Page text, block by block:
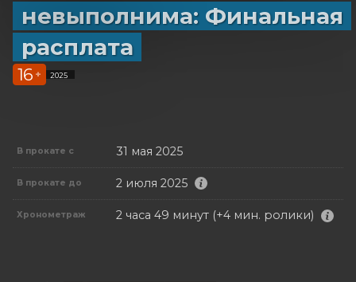
невыполнима: Финальная
расплата
16 + 2025
В прокате с 31 мая 2025
В прокате до 2 июля 2025
Хронометраж 2 часа 49 минут (+4 мин. ролики)